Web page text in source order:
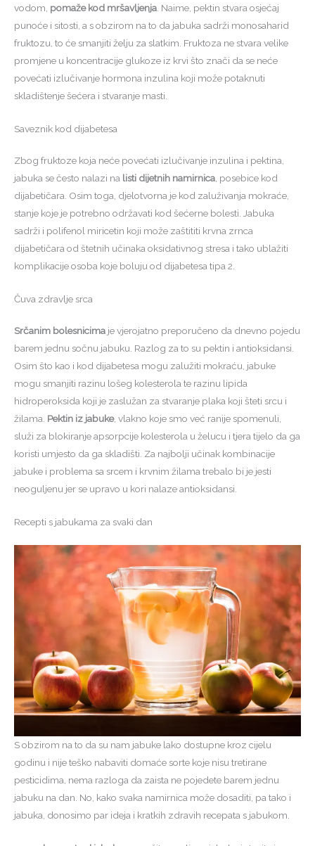
vodom, pomaže kod mršavljenja. Naime, pektin stvara osjećaj
punoće i sitosti, a s obzirom na to da jabuka sadrži monosaharid
fruktozu, to će smanjiti želju za slatkim. Fruktoza ne stvara velike
promjene u koncentracije glukoze iz krvi što znači da se neće
povećati izlučivanje hormona inzulina koji može potaknuti
skladištenje šećera i stvaranje masti.
Saveznik kod dijabetesa
Zbog fruktoze koja neće povećati izlučivanje inzulina i pektina,
jabuka se često nalazi na listi dijetnih namirnica, posebice kod
dijabetičara. Osim toga, djelotvorna je kod zaluživanja mokraće,
stanje koje je potrebno održavati kod šećerne bolesti. Jabuka
sadrži i polifenol miricetin koji može zaštititi krvna zrnca
dijabetičara od štetnih učinaka oksidativnog stresa i tako ublažiti
komplikacije osoba koje boluju od dijabetesa tipa 2.
Čuva zdravlje srca
Srčanim bolesnicima je vjerojatno preporučeno da dnevno pojedu
barem jednu sočnu jabuku. Razlog za to su pektin i antioksidansi.
Osim što kao i kod dijabetesa mogu zalužiti mokraću, jabuke
mogu smanjiti razinu lošeg kolesterola te razinu lipida
hidroperoksida koji je zaslužan za stvaranje plaka koji šteti srcu i
žilama. Pektin iz jabuke, vlakno koje smo već ranije spomenuli,
služi za blokiranje apsorpcije kolesterola u želucu i tjera tijelo da ga
koristi umjesto da ga skladišti. Za najbolji učinak kombinacije
jabuke i problema sa srcem i krvnim žilama trebalo bi je jesti
neoguljenu jer se upravo u kori nalaze antioksidansi.
Recepti s jabukama za svaki dan
S obzirom na to da su nam jabuke lako dostupne kroz cijelu
godinu i nije teško nabaviti domaće sorte koje nisu tretirane
pesticidima, nema razloga da zaista ne pojedete barem jednu
jabuku na dan. No, kako svaka namirnica može dosaditi, pa tako i
jabuka, donosimo par ideja i kratkih zdravih recepata s jabukom.